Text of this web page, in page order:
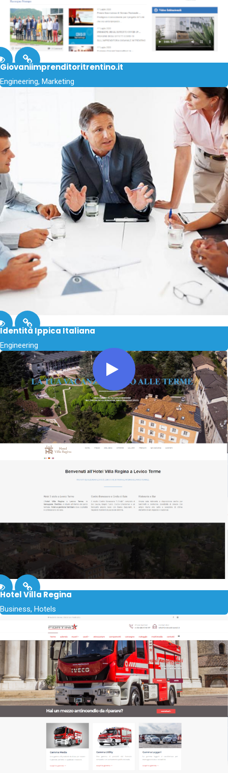
Giovaniimprenditoritrentino.it
Engineering, Marketing
Identità Ippica Italiana
Engineering
Hotel Villa Regina
Business, Hotels